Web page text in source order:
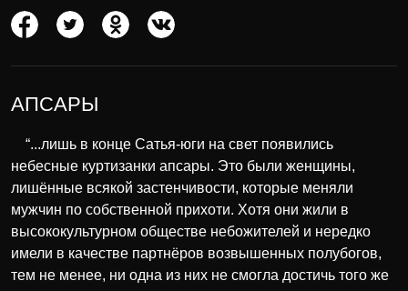
АПСАРЫ
“...лишь в конце Сатья-юги на свет появились
небесные куртизанки апсары. Это были женщины,
лишённые всякой застенчивости, которые меняли
мужчин по собственной прихоти. Хотя они жили в
высококультурном обществе небожителей и нередко
имели в качестве партнёров возвышенных полубогов,
тем не менее, ни одна из них не смогла достичь того же